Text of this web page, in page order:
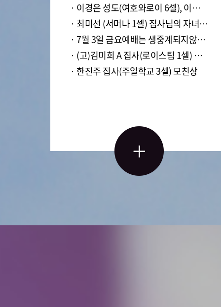
· 이경은 성도(여호와로이 6셀), 이지혜 성도(여호와 샬롬1셀)모친상
· 최미선 (서머나 1셀) 집사님의 자녀이신 조성라 자매님의 결혼예식이 있습니다.
· 7월 3일 금요예배는 생중계되지않습니다.
· (고)김미희 A 집사(로이스팀 1셀) 성도상
· 한진주 집사(주일학교 3셀) 모친상